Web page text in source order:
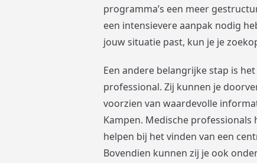
programma’s een meer
een intensievere aanpak nodig
jouw situatie past, kun je je
Een andere belangrijke stap is
professional. Zij kunnen je
voorzien van waardevolle
Kampen. Medische
helpen bij het vinden van een
Bovendien kunnen zij je ook